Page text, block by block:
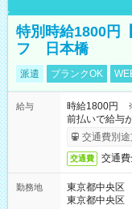
特別時給1800円
フ 日本橋
派遣 ブランクOK
給与
時給1800円 ※
前払いで給与
交通費別途
交通費 交通費
勤務地
東京都中央区
東京都中央区